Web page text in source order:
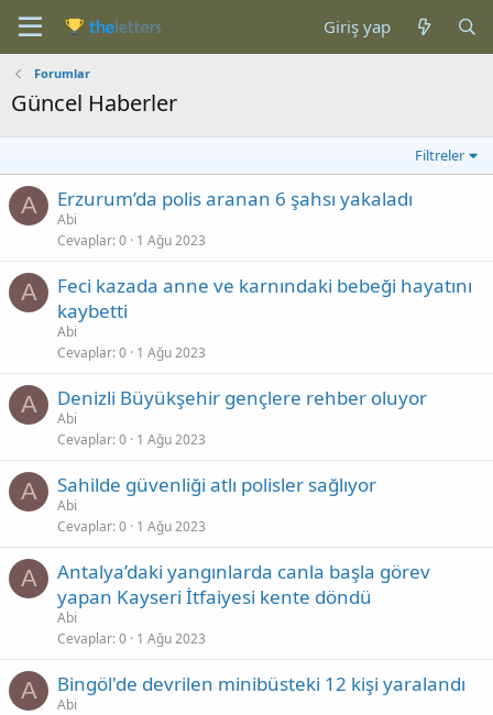
Giriş yap
Forumlar
Güncel Haberler
Filtreler
A Erzurum’da polis aranan 6 şahsı yakaladı
Abi
Cevaplar 0 1 Ağu 2023
A
Feci kazada anne ve karnındaki bebeği hayatını
kaybetti
Abi
Cevaplar 0 1 Ağu 2023
A Denizli Büyükşehir gençlere rehber oluyor
Abi
Cevaplar 0 1 Ağu 2023
A Sahilde güvenliği atlı polisler sağlıyor
Abi
Cevaplar 0 1 Ağu 2023
A
Antalya’daki yangınlarda canla başla görev
yapan Kayseri İtfaiyesi kente döndü
Abi
Cevaplar 0 1 Ağu 2023
A Bingöl'de devrilen minibüsteki 12 kişi yaralandı
Abi